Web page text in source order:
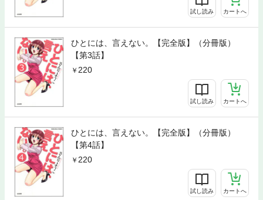
試し読み カートへ
ひとには、言えない。【完全版】（分冊版）
【第3話】
220
試し読み カートへ
ひとには、言えない。【完全版】（分冊版）
【第4話】
220
試し読み カートへ